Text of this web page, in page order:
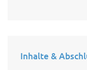
Inhalte &